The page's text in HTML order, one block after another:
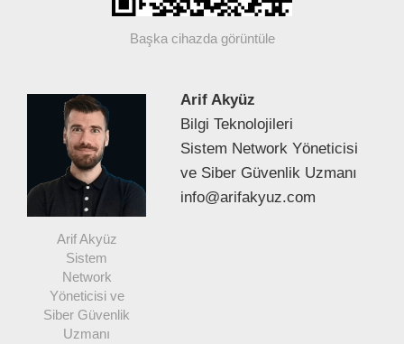
Başka cihazda görüntüle
Arif Akyüz
Sistem
Network
Yöneticisi ve
Siber Güvenlik
Uzmanı
Arif Akyüz
Bilgi Teknolojileri
Sistem Network Yöneticisi
ve Siber Güvenlik Uzmanı
info@arifakyuz.com